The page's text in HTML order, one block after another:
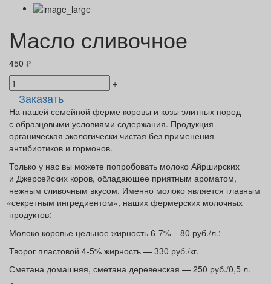
Масло сливочное
450 ₽
+
Заказать
На нашей семейной ферме коровы и козы элитных пород
с образцовыми условиями содержания. Продукция
органическая экологически чистая без применения
антибиотиков и гормонов.
Только у нас вы можете попробовать молоко Айрширских
и Джерсейских коров, обладающее приятным ароматом,
нежным сливочным вкусом. Именно молоко является главным
«секретным ингредиентом», наших фермерских молочных
продуктов:
Молоко коровье цельное жирность 6-7% – 80 руб./л.;
Творог пластовой 4-5% жирность — 330 руб./кг.
Сметана домашняя, сметана деревенская — 250 руб./0,5 л.